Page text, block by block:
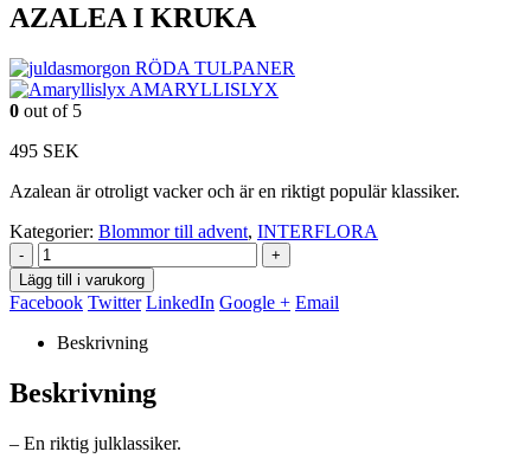
AZALEA I KRUKA
RÖDA TULPANER
AMARYLLISLYX
0 out of 5
495 SEK
Azalean är otroligt vacker och är en riktigt populär klassiker.
Kategorier: Blommor till advent, INTERFLORA
-
+
Lägg till i varukorg
Facebook Twitter LinkedIn Google + Email
Beskrivning
Beskrivning
– En riktig julklassiker.